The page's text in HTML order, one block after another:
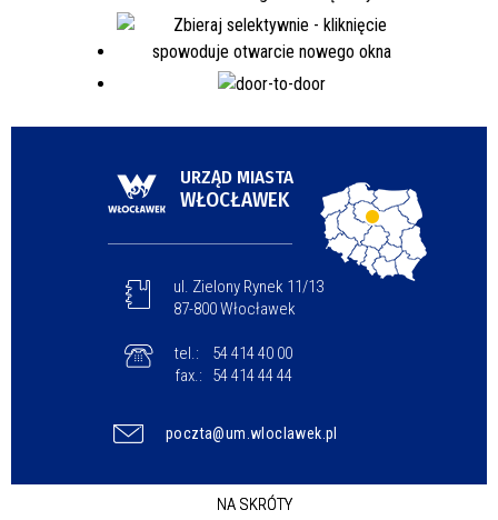
URZĄD MIASTA
WŁOCŁAWEK
ul. Zielony Rynek 11/13
87-800 Włocławek
tel.:
54 414 40 00
fax.:
54 414 44 44
poczta@um.wloclawek.pl
NA SKRÓTY